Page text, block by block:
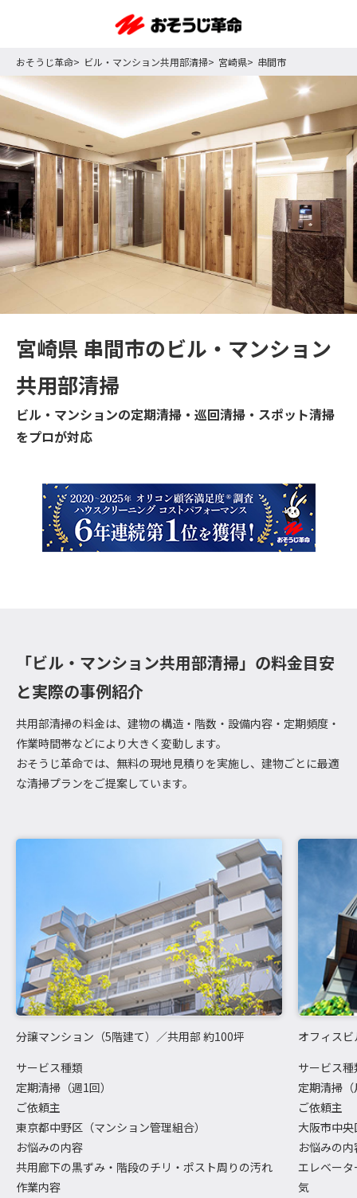
おそうじ革命 ビル・マンション共用部清掃 宮崎県 串間市
宮崎県 串間市のビル・マンション
共用部清掃
ビル・マンションの定期清掃・巡回清掃・スポット清掃
をプロが対応
「ビル・マンション共用部清掃」の料金目安
と実際の事例紹介
共用部清掃の料金は、建物の構造・階数・設備内容・定期頻度・
作業時間帯などにより大きく変動します。
おそうじ革命では、無料の現地見積りを実施し、建物ごとに最適
な清掃プランをご提案しています。
分譲マンション（5階建て）／共用部 約100坪
サービス種類
定期清掃（週1回）
ご依頼主
東京都中野区（マンション管理組合）
お悩みの内容
共用廊下の黒ずみ・階段のチリ・ポスト周りの汚れ
作業内容
オフィス
サービス種
定期清掃
ご依頼主
大阪市中
お悩みの内
エレベー
気